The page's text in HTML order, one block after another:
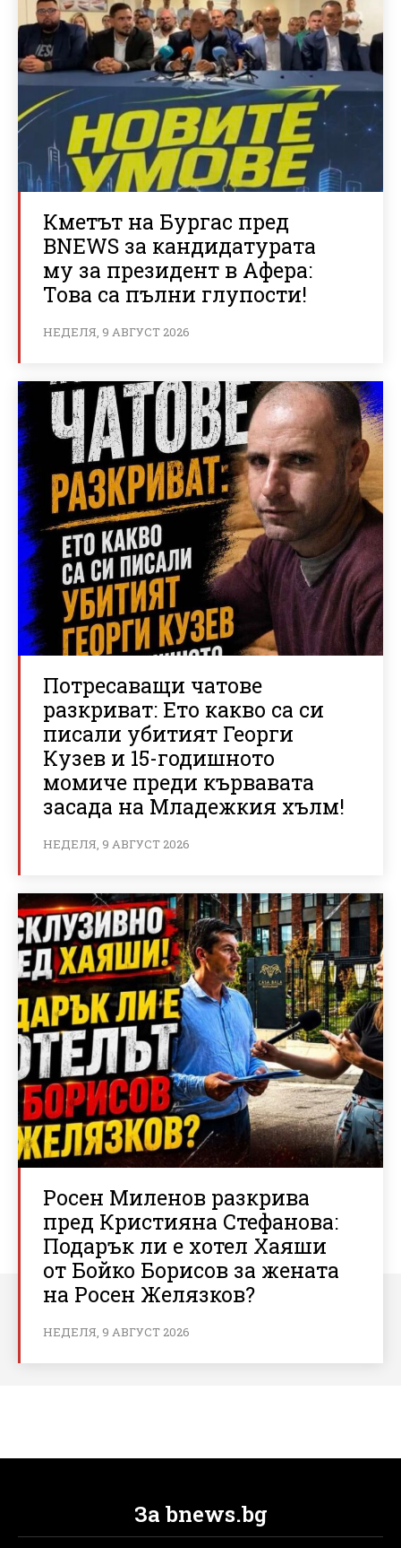
Кметът на Бургас пред
BNEWS за кандидатурата
му за президент в Афера:
Това са пълни глупости!
НЕДЕЛЯ, 9 АВГУСТ 2026
Потресаващи чатове
разкриват: Ето какво са си
писали убитият Георги
Кузев и 15-годишното
момиче преди кървавата
засада на Младежкия хълм!
НЕДЕЛЯ, 9 АВГУСТ 2026
Росен Миленов разкрива
пред Кристияна Стефанова:
Подарък ли е хотел Хаяши
от Бойко Борисов за жената
на Росен Желязков?
НЕДЕЛЯ, 9 АВГУСТ 2026
За bnews.bg